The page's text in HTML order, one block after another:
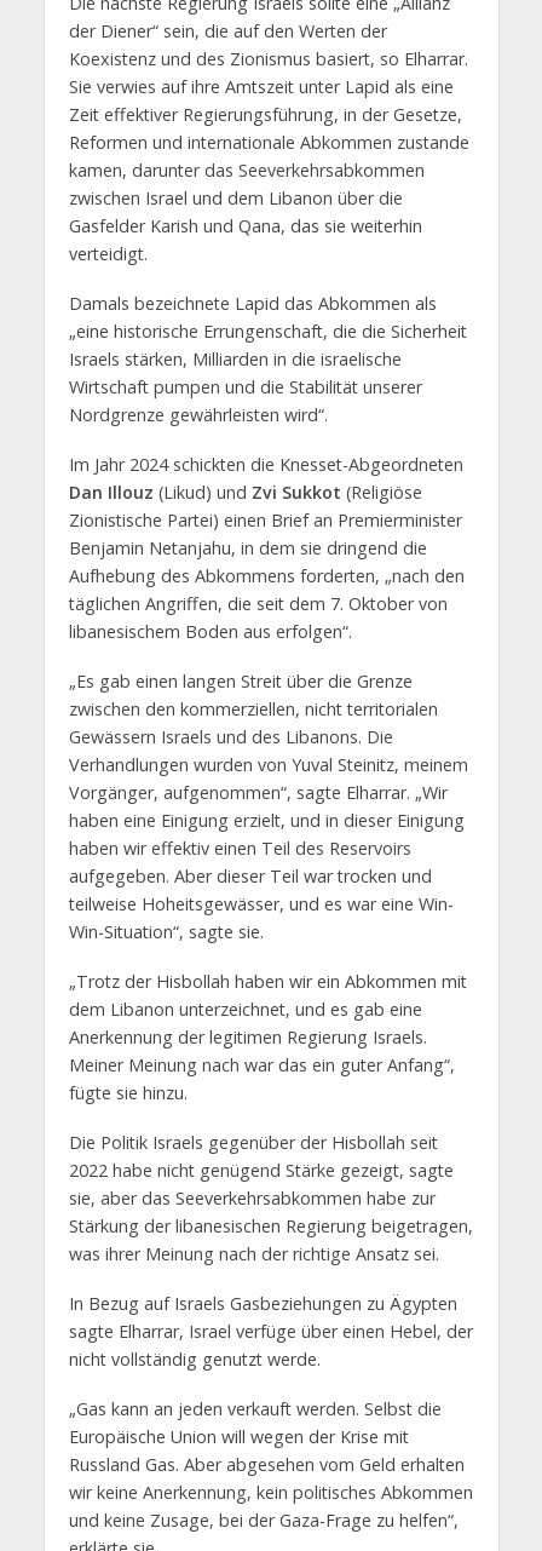
der Diener“ sein, die auf den Werten der
Koexistenz und des Zionismus basiert, so Elharrar.
Sie verwies auf ihre Amtszeit unter Lapid als eine
Zeit effektiver Regierungsführung, in der Gesetze,
Reformen und internationale Abkommen zustande
kamen, darunter das Seeverkehrsabkommen
zwischen Israel und dem Libanon über die
Gasfelder Karish und Qana, das sie weiterhin
verteidigt.
Damals bezeichnete Lapid das Abkommen als
„eine historische Errungenschaft, die die Sicherheit
Israels stärken, Milliarden in die israelische
Wirtschaft pumpen und die Stabilität unserer
Nordgrenze gewährleisten wird“.
Im Jahr 2024 schickten die Knesset-Abgeordneten
Dan Illouz (Likud) und Zvi Sukkot (Religiöse
Zionistische Partei) einen Brief an Premierminister
Benjamin Netanjahu, in dem sie dringend die
Aufhebung des Abkommens forderten, „nach den
täglichen Angriffen, die seit dem 7. Oktober von
libanesischem Boden aus erfolgen“.
„Es gab einen langen Streit über die Grenze
zwischen den kommerziellen, nicht territorialen
Gewässern Israels und des Libanons. Die
Verhandlungen wurden von Yuval Steinitz, meinem
Vorgänger, aufgenommen“, sagte Elharrar. „Wir
haben eine Einigung erzielt, und in dieser Einigung
haben wir effektiv einen Teil des Reservoirs
aufgegeben. Aber dieser Teil war trocken und
teilweise Hoheitsgewässer, und es war eine Win-
Win-Situation“, sagte sie.
„Trotz der Hisbollah haben wir ein Abkommen mit
dem Libanon unterzeichnet, und es gab eine
Anerkennung der legitimen Regierung Israels.
Meiner Meinung nach war das ein guter Anfang“,
fügte sie hinzu.
Die Politik Israels gegenüber der Hisbollah seit
2022 habe nicht genügend Stärke gezeigt, sagte
sie, aber das Seeverkehrsabkommen habe zur
Stärkung der libanesischen Regierung beigetragen,
was ihrer Meinung nach der richtige Ansatz sei.
In Bezug auf Israels Gasbeziehungen zu Ägypten
sagte Elharrar, Israel verfüge über einen Hebel, der
nicht vollständig genutzt werde.
„Gas kann an jeden verkauft werden. Selbst die
Europäische Union will wegen der Krise mit
Russland Gas. Aber abgesehen vom Geld erhalten
wir keine Anerkennung, kein politisches Abkommen
und keine Zusage, bei der Gaza-Frage zu helfen“,